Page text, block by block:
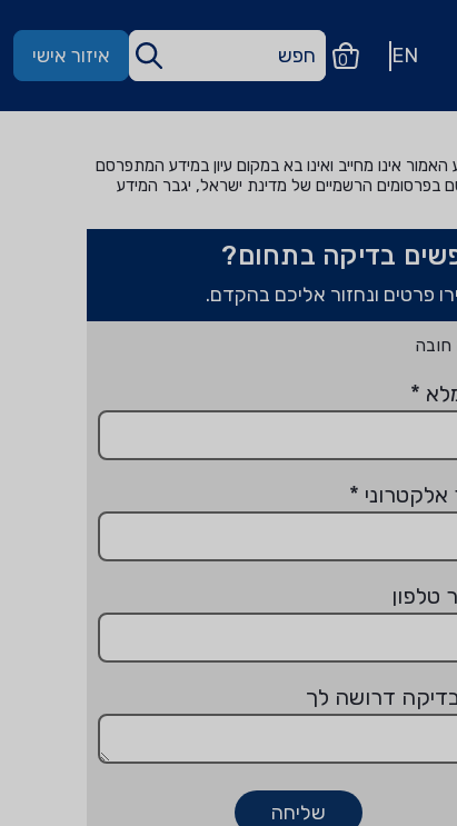
EN
0 איזור אישי
אינו מחייב ואינו בא במקום עיון במידע המתפרסם
בפרסומים הרשמיים של מדינת ישראל, יגבר המידע
בדיקה בתחום?
פרטים ונחזור אליכם בהקדם.
*
אלקטרוני *
טלפון
בדיקה דרושה לך
שליחה